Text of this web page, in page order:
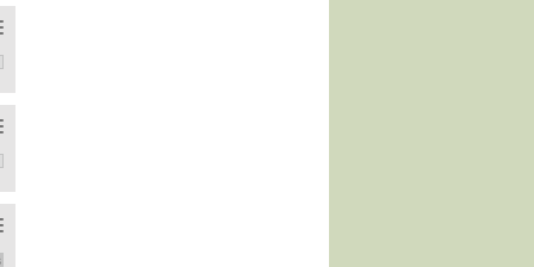
emekli edildim. Enistem Türkiye de yasayan kuzeni ile
yaptım. Bir saat sürdü gayet iyi geçti. Adam “benim için